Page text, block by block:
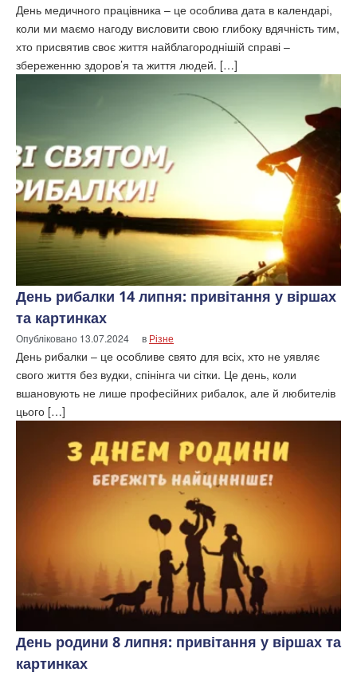
День медичного працівника – це особлива дата в календарі,
коли ми маємо нагоду висловити свою глибоку вдячність тим,
хто присвятив своє життя найблагороднішій справі –
збереженню здоров’я та життя людей. […]
День рибалки 14 липня: привітання у віршах
та картинках
Опубліковано 13.07.2024 в Різне
День рибалки – це особливе свято для всіх, хто не уявляє
свого життя без вудки, спінінга чи сітки. Це день, коли
вшановують не лише професійних рибалок, але й любителів
цього […]
День родини 8 липня: привітання у віршах та
картинках